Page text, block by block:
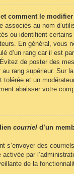
comment le
associés au nom
ou identifient
En général, vous
d’un rang car il est
de poster des
rang supérieur. Sur
tolérée et un
abaisser votre
courriel d’un
s’envoyer des
par
de la